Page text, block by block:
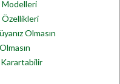
Modelleri
Özellikleri
Olmasın
Karartabilir